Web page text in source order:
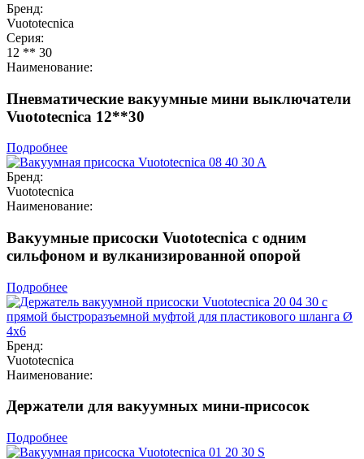
Бренд:
Vuototecnica
Серия:
12 ** 30
Наименование:
Пневматические вакуумные мини выключатели
Vuototecnica 12**30
Подробнее
Бренд:
Vuototecnica
Наименование:
Вакуумные присоски Vuototecnica с одним
сильфоном и вулканизированной опорой
Подробнее
Бренд:
Vuototecnica
Наименование:
Держатели для вакуумных мини-присосок
Подробнее